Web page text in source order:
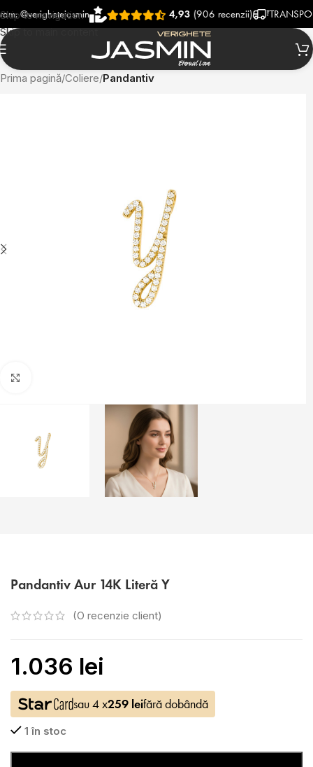
Skip to navigation
Skip to main content
4,93(906 recenzii) TRANSPORT
Prima pagină Coliere Pandantiv
Pandantiv Aur 14K Literă Y
(O recenzie client)
1.036 lei
sau 4 x259 leifără dobândă
1 în stoc